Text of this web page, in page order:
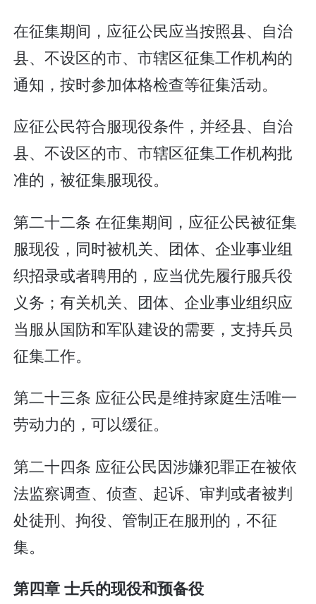
在征集期间，应征公民应当按照县、自治
县、不设区的市、市辖区征集工作机构的
通知，按时参加体格检查等征集活动。
应征公民符合服现役条件，并经县、自治
县、不设区的市、市辖区征集工作机构批
准的，被征集服现役。
第二十二条 在征集期间，应征公民被征集
服现役，同时被机关、团体、企业事业组
织招录或者聘用的，应当优先履行服兵役
义务；有关机关、团体、企业事业组织应
当服从国防和军队建设的需要，支持兵员
征集工作。
第二十三条 应征公民是维持家庭生活唯一
劳动力的，可以缓征。
第二十四条 应征公民因涉嫌犯罪正在被依
法监察调查、侦查、起诉、审判或者被判
处徒刑、拘役、管制正在服刑的，不征
集。
第四章 士兵的现役和预备役